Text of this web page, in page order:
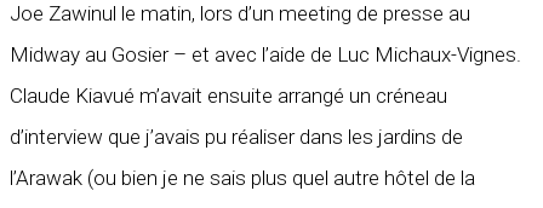
Joe Zawinul le matin, lors d’un meeting de presse au
Midway au Gosier – et avec l’aide de Luc Michaux-Vignes.
Claude Kiavué m’avait ensuite arrangé un créneau
d’interview que j’avais pu réaliser dans les jardins de
l’Arawak (ou bien je ne sais plus quel autre hôtel de la